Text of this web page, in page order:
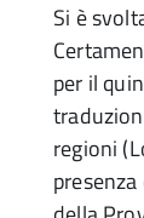
Si è
per il
regioni